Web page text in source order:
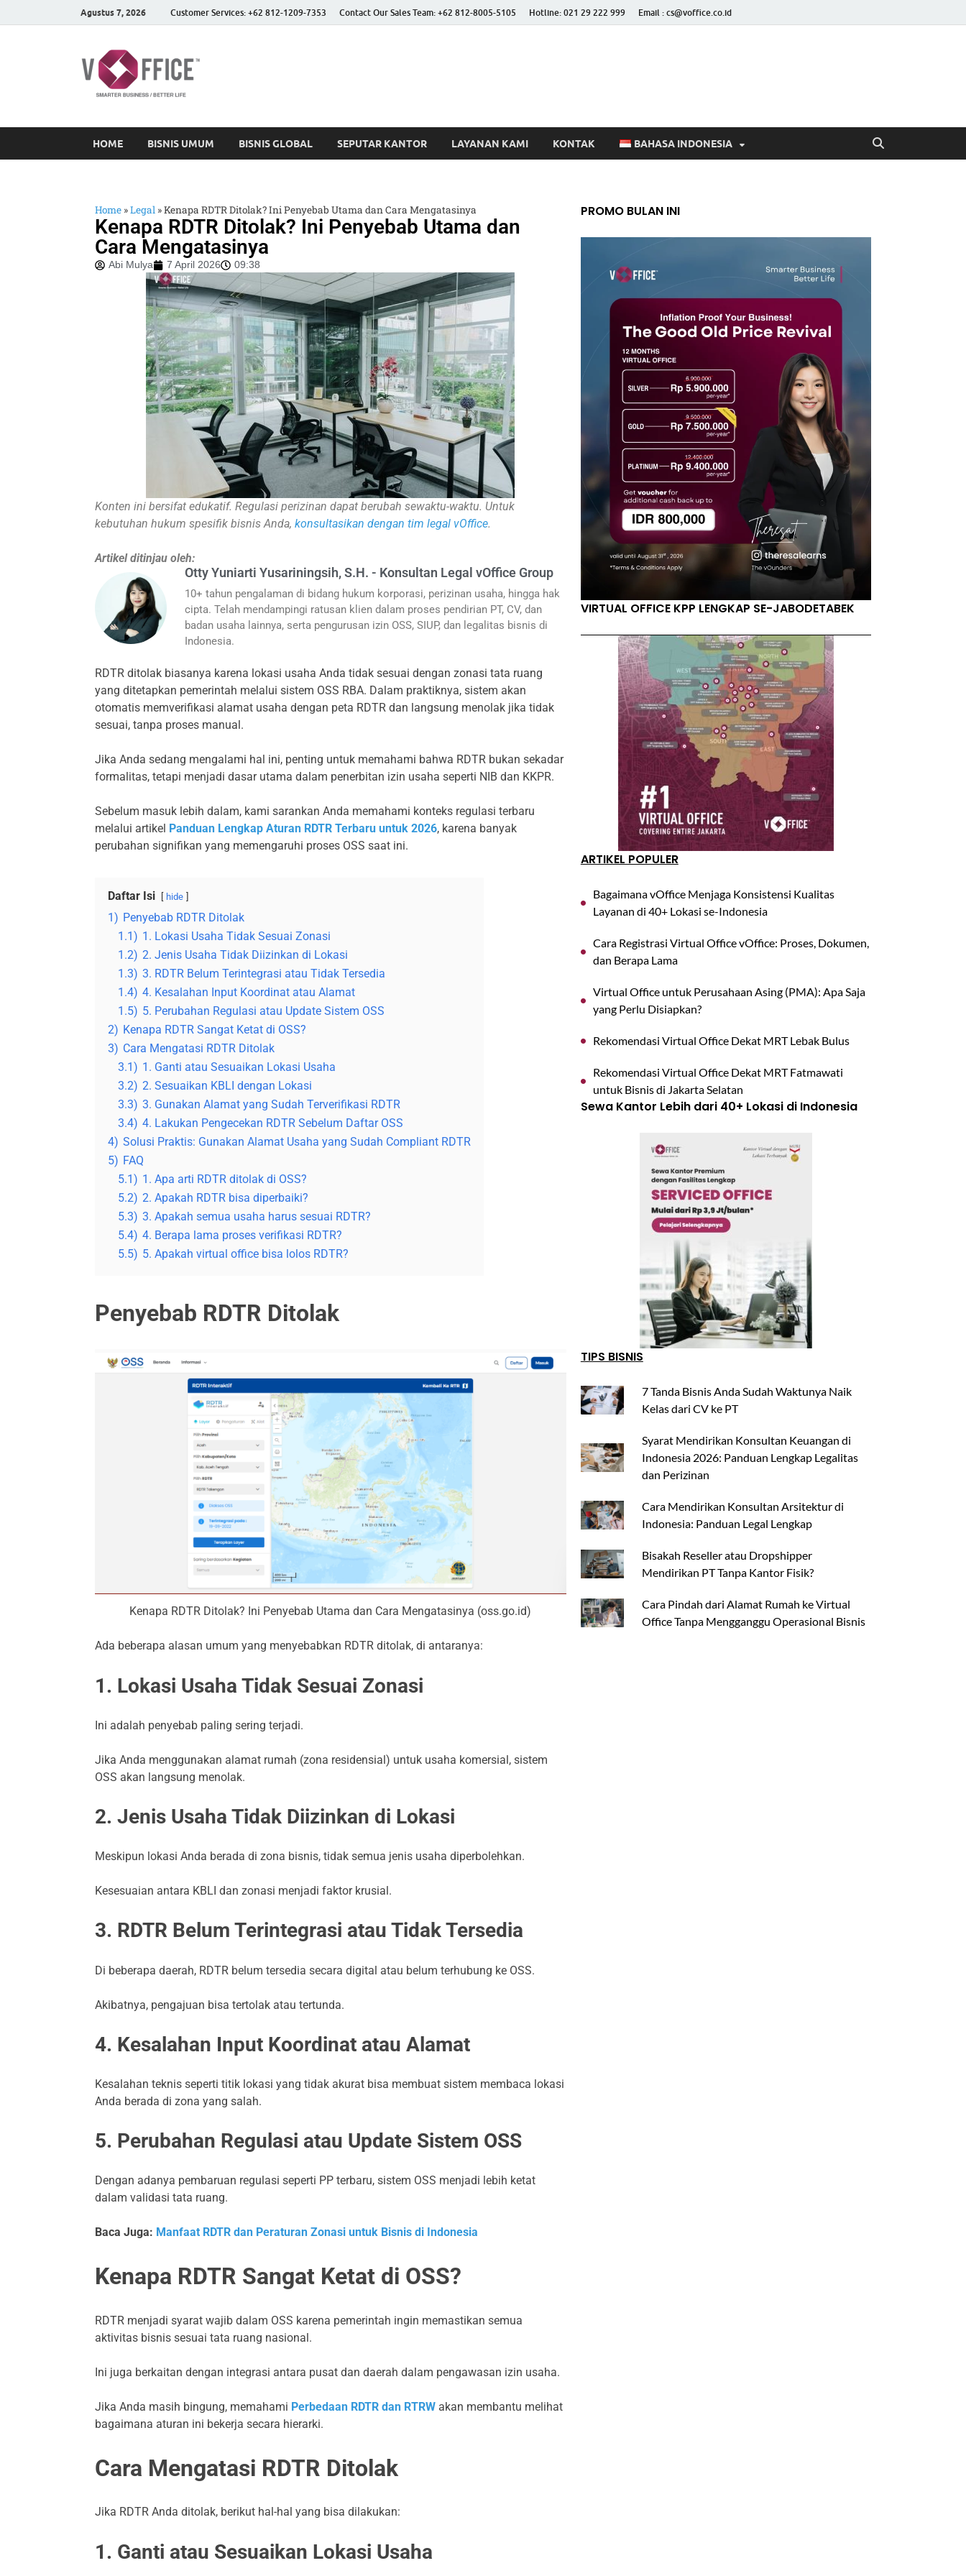
Agustus 7, 2026 Customer Services: +62 812-1209-7353 Contact Our Sales Team: +62 812-8005-5105 Hotline: 021 29 222 999 Email : cs@voffice.co.id
HOME BISNIS UMUM BISNIS GLOBAL SEPUTAR KANTOR LAYANAN KAMI KONTAK BAHASA INDONESIA
Home »Legal »Kenapa RDTR Ditolak? Ini Penyebab Utama dan Cara Mengatasinya
Kenapa RDTR Ditolak? Ini Penyebab Utama dan
Cara Mengatasinya
Abi Mulya 7 April 2026 09:38
Konten ini bersifat edukatif. Regulasi perizinan dapat berubah sewaktu-waktu. Untuk
kebutuhan hukum spesifik bisnis Anda, konsultasikan dengan tim legal vOffice.
Artikel ditinjau oleh:
Otty Yuniarti Yusariningsih, S.H. - Konsultan Legal vOffice Group
10+ tahun pengalaman di bidang hukum korporasi, perizinan usaha, hingga hak
cipta. Telah mendampingi ratusan klien dalam proses pendirian PT, CV, dan
badan usaha lainnya, serta pengurusan izin OSS, SIUP, dan legalitas bisnis di
Indonesia.
RDTR ditolak biasanya karena lokasi usaha Anda tidak sesuai dengan zonasi tata ruang
yang ditetapkan pemerintah melalui sistem OSS RBA. Dalam praktiknya, sistem akan
otomatis memverifikasi alamat usaha dengan peta RDTR dan langsung menolak jika tidak
sesuai, tanpa proses manual.
Jika Anda sedang mengalami hal ini, penting untuk memahami bahwa RDTR bukan sekadar
formalitas, tetapi menjadi dasar utama dalam penerbitan izin usaha seperti NIB dan KKPR.
Sebelum masuk lebih dalam, kami sarankan Anda memahami konteks regulasi terbaru
melalui artikel Panduan Lengkap Aturan RDTR Terbaru untuk 2026, karena banyak
perubahan signifikan yang memengaruhi proses OSS saat ini.
Daftar Isi hide
1) Penyebab RDTR Ditolak
1.1) 1. Lokasi Usaha Tidak Sesuai Zonasi
1.2) 2. Jenis Usaha Tidak Diizinkan di Lokasi
1.3) 3. RDTR Belum Terintegrasi atau Tidak Tersedia
1.4) 4. Kesalahan Input Koordinat atau Alamat
1.5) 5. Perubahan Regulasi atau Update Sistem OSS
2) Kenapa RDTR Sangat Ketat di OSS?
3) Cara Mengatasi RDTR Ditolak
3.1) 1. Ganti atau Sesuaikan Lokasi Usaha
3.2) 2. Sesuaikan KBLI dengan Lokasi
3.3) 3. Gunakan Alamat yang Sudah Terverifikasi RDTR
3.4) 4. Lakukan Pengecekan RDTR Sebelum Daftar OSS
4) Solusi Praktis: Gunakan Alamat Usaha yang Sudah Compliant RDTR
5) FAQ
5.1) 1. Apa arti RDTR ditolak di OSS?
5.2) 2. Apakah RDTR bisa diperbaiki?
5.3) 3. Apakah semua usaha harus sesuai RDTR?
5.4) 4. Berapa lama proses verifikasi RDTR?
5.5) 5. Apakah virtual office bisa lolos RDTR?
Penyebab RDTR Ditolak
Kenapa RDTR Ditolak? Ini Penyebab Utama dan Cara Mengatasinya (oss.go.id)
Ada beberapa alasan umum yang menyebabkan RDTR ditolak, di antaranya:
1. Lokasi Usaha Tidak Sesuai Zonasi
Ini adalah penyebab paling sering terjadi.
Jika Anda menggunakan alamat rumah (zona residensial) untuk usaha komersial, sistem
OSS akan langsung menolak.
2. Jenis Usaha Tidak Diizinkan di Lokasi
Meskipun lokasi Anda berada di zona bisnis, tidak semua jenis usaha diperbolehkan.
Kesesuaian antara KBLI dan zonasi menjadi faktor krusial.
3. RDTR Belum Terintegrasi atau Tidak Tersedia
Di beberapa daerah, RDTR belum tersedia secara digital atau belum terhubung ke OSS.
Akibatnya, pengajuan bisa tertolak atau tertunda.
4. Kesalahan Input Koordinat atau Alamat
Kesalahan teknis seperti titik lokasi yang tidak akurat bisa membuat sistem membaca lokasi
Anda berada di zona yang salah.
5. Perubahan Regulasi atau Update Sistem OSS
Dengan adanya pembaruan regulasi seperti PP terbaru, sistem OSS menjadi lebih ketat
dalam validasi tata ruang.
Baca Juga: Manfaat RDTR dan Peraturan Zonasi untuk Bisnis di Indonesia
Kenapa RDTR Sangat Ketat di OSS?
RDTR menjadi syarat wajib dalam OSS karena pemerintah ingin memastikan semua
aktivitas bisnis sesuai tata ruang nasional.
Ini juga berkaitan dengan integrasi antara pusat dan daerah dalam pengawasan izin usaha.
Jika Anda masih bingung, memahami Perbedaan RDTR dan RTRW akan membantu melihat
bagaimana aturan ini bekerja secara hierarki.
Cara Mengatasi RDTR Ditolak
Jika RDTR Anda ditolak, berikut hal-hal yang bisa dilakukan:
1. Ganti atau Sesuaikan Lokasi Usaha
PROMO BULAN INI
VIRTUAL OFFICE KPP LENGKAP SE-JABODETABEK
ARTIKEL POPULER
Bagaimana vOffice Menjaga Konsistensi Kualitas
Layanan di 40+ Lokasi se-Indonesia
Cara Registrasi Virtual Office vOffice: Proses, Dokumen,
dan Berapa Lama
Virtual Office untuk Perusahaan Asing (PMA): Apa Saja
yang Perlu Disiapkan?
Rekomendasi Virtual Office Dekat MRT Lebak Bulus
Rekomendasi Virtual Office Dekat MRT Fatmawati
untuk Bisnis di Jakarta Selatan
Sewa Kantor Lebih dari 40+ Lokasi di Indonesia
TIPS BISNIS
7 Tanda Bisnis Anda Sudah Waktunya Naik
Kelas dari CV ke PT
Syarat Mendirikan Konsultan Keuangan di
Indonesia 2026: Panduan Lengkap Legalitas
dan Perizinan
Cara Mendirikan Konsultan Arsitektur di
Indonesia: Panduan Legal Lengkap
Bisakah Reseller atau Dropshipper
Mendirikan PT Tanpa Kantor Fisik?
Cara Pindah dari Alamat Rumah ke Virtual
Office Tanpa Mengganggu Operasional Bisnis